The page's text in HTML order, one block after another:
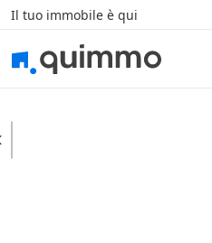
Il tuo immobile è qui